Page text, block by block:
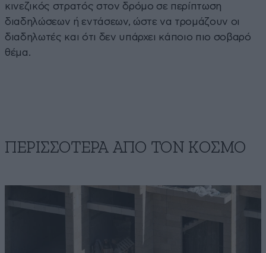
κινεζικός στρατός στον δρόμο σε περίπτωση
διαδηλώσεων ή εντάσεων, ώστε να τρομάζουν οι
διαδηλωτές και ότι δεν υπάρχει κάποιο πιο σοβαρό
θέμα.
ΠΕΡΙΣΣΟΤΕΡΑ ΑΠΟ ΤΟΝ ΚΟΣΜΟ